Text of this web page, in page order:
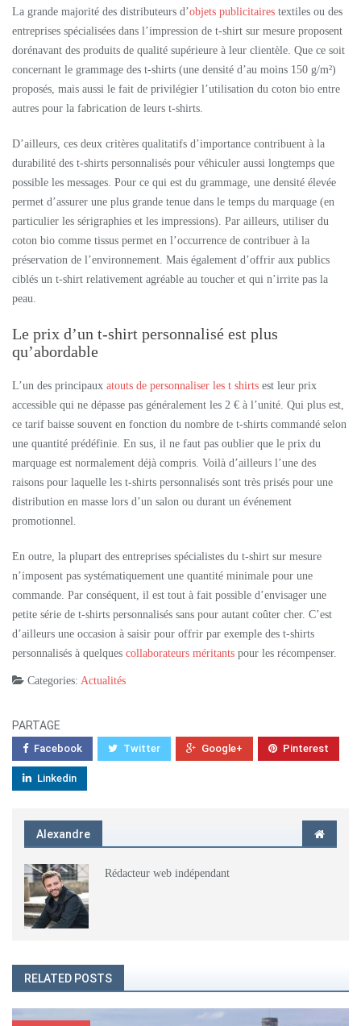
La grande majorité des distributeurs d’objets publicitaires textiles ou des
entreprises spécialisées dans l’impression de t-shirt sur mesure proposent
dorénavant des produits de qualité supérieure à leur clientèle. Que ce soit
concernant le grammage des t-shirts (une densité d’au moins 150 g/m²)
proposés, mais aussi le fait de privilégier l’utilisation du coton bio entre
autres pour la fabrication de leurs t-shirts.
D’ailleurs, ces deux critères qualitatifs d’importance contribuent à la
durabilité des t-shirts personnalisés pour véhiculer aussi longtemps que
possible les messages. Pour ce qui est du grammage, une densité élevée
permet d’assurer une plus grande tenue dans le temps du marquage (en
particulier les sérigraphies et les impressions). Par ailleurs, utiliser du
coton bio comme tissus permet en l’occurrence de contribuer à la
préservation de l’environnement. Mais également d’offrir aux publics
ciblés un t-shirt relativement agréable au toucher et qui n’irrite pas la
peau.
Le prix d’un t-shirt personnalisé est plus
qu’abordable
L’un des principaux atouts de personnaliser les t shirts est leur prix
accessible qui ne dépasse pas généralement les 2 € à l’unité. Qui plus est,
ce tarif baisse souvent en fonction du nombre de t-shirts commandé selon
une quantité prédéfinie. En sus, il ne faut pas oublier que le prix du
marquage est normalement déjà compris. Voilà d’ailleurs l’une des
raisons pour laquelle les t-shirts personnalisés sont très prisés pour une
distribution en masse lors d’un salon ou durant un événement
promotionnel.
En outre, la plupart des entreprises spécialistes du t-shirt sur mesure
n’imposent pas systématiquement une quantité minimale pour une
commande. Par conséquent, il est tout à fait possible d’envisager une
petite série de t-shirts personnalisés sans pour autant coûter cher. C’est
d’ailleurs une occasion à saisir pour offrir par exemple des t-shirts
personnalisés à quelques collaborateurs méritants pour les récompenser.
Categories: Actualités
PARTAGE
Facebook Twitter Google+ Pinterest
Linkedin
Alexandre
Rédacteur web indépendant
RELATED POSTS